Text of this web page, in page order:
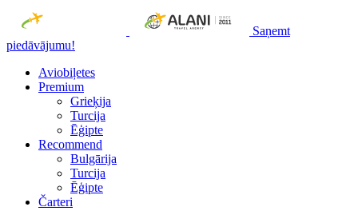
Saņemt
piedāvājumu!
Aviobiļetes
Premium
Grieķija
Turcija
Ēģipte
Recommend
Bulgārija
Turcija
Ēģipte
Čarteri